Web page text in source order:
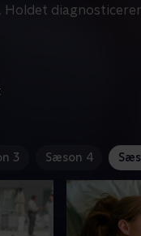
Holdet
3 Sæson 4